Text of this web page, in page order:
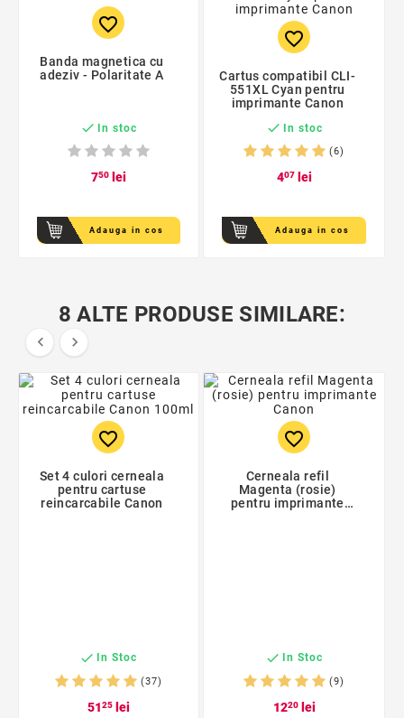
favorite_border
Banda magnetica cu
adeziv - Polaritate A
 In stoc
750lei
Adauga in cos
favorite_border
Cartus compatibil CLI-
551XL Cyan pentru
imprimante Canon
 In stoc
(6)
407lei
Adauga in cos
8 ALTE PRODUSE SIMILARE:
 
favorite_border
Set 4 culori cerneala
pentru cartuse
reincarcabile Canon
 In Stoc
(37)
5125lei
favorite_border
Cerneala refil
Magenta (rosie)
pentru imprimante
 In Stoc
(9)
1220lei